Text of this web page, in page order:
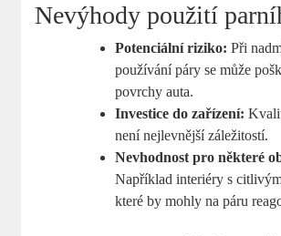
Nevýhody použití
Potenciální riziko: Při
používání páry se může
povrchy auta.
Investice do zařízení:
není nejlevnější záležitostí.
Nevhodnost pro některé
Například interiéry s
které by mohly na páru